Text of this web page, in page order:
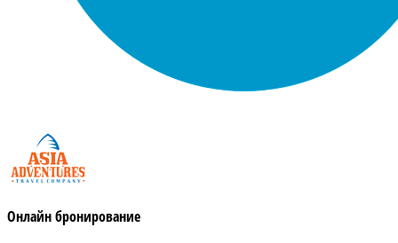
Онлайн бронирование